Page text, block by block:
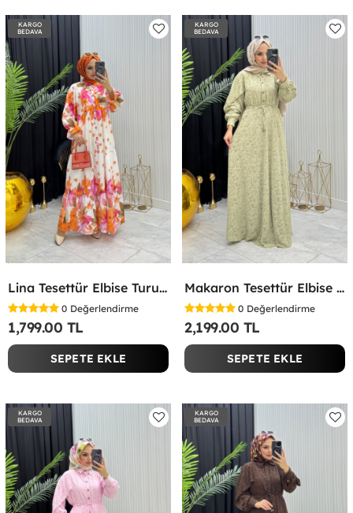
KARGO
BEDAVA
Lina Tesettür Elbise Turuncu Turuncu
0 Değerlendirme
1,799.00 TL
SEPETE EKLE
KARGO
BEDAVA
Makaron Tesettür Elbise Yeşil Yeşil
0 Değerlendirme
2,199.00 TL
SEPETE EKLE
KARGO
BEDAVA
KARGO
BEDAVA